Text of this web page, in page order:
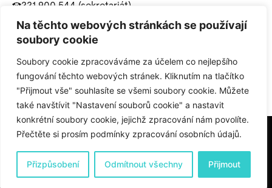
Na těchto webových stránkách se používají
soubory cookie
Soubory cookie zpracováváme za účelem co nejlepšího
fungování těchto webových stránek. Kliknutím na tlačítko
"Přijmout vše" souhlasíte se všemi soubory cookie. Můžete
také navštívit "Nastavení souborů cookie" a nastavit
konkrétní soubory cookie, jejichž zpracování nám povolíte.
Přečtěte si prosím podmínky zpracování osobních údajů.
Přizpůsobení Odmítnout všechny Přijmout
221 900 544 (sekretariát)
Správa
Nastavení cookies
Sociální sítě
© 2025 Katedra psychologie PedF UK